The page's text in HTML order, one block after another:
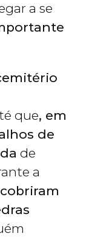
a se
que, em
de
de
a